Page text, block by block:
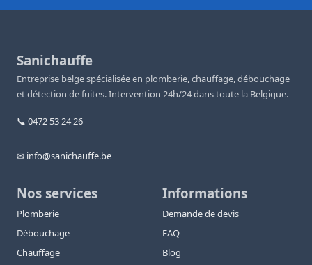
Sanichauffe
Entreprise belge spécialisée en plomberie, chauffage, débouchage
et détection de fuites. Intervention 24h/24 dans toute la Belgique.
📞 0472 53 24 26
✉ info@sanichauffe.be
Nos services
Plomberie
Débouchage
Chauffage
Informations
Demande de devis
FAQ
Blog